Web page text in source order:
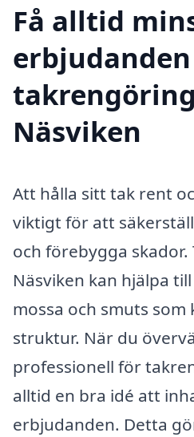
Få alltid
Näsviken
Att hålla sitt tak rent
viktigt för att
och förebygga
Näsviken kan hjälpa
mossa och smuts
struktur. När du
professionell för
alltid en bra idé att
erbjudanden. Detta